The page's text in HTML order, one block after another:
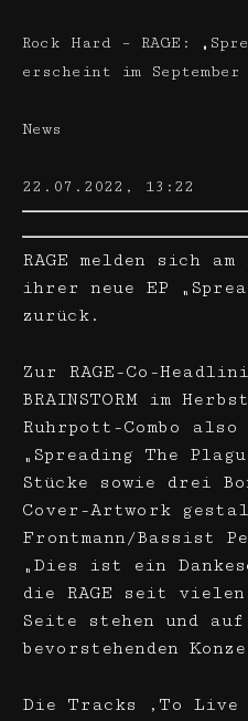
Rock Hard – RAGE:
erscheint im September
News
22.07.2022, 13:22
RAGE melden sich
ihrer neue EP
zurück.
Zur RAGE-Co-
BRAINSTORM im
Ruhrpott-Combo
„Spreading The
Stücke sowie drei
Cover-Artwork
Frontmann/Bassist
„Dies ist ein
die RAGE seit
Seite stehen und
bevorstehenden
Die Tracks ‚To Live